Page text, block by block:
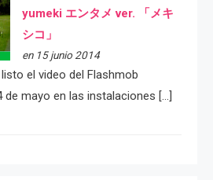
yumeki エンタメ ver. 「メキ
シコ」
en 15 junio 2014
el video del Flashmob
de mayo en las instalaciones […]